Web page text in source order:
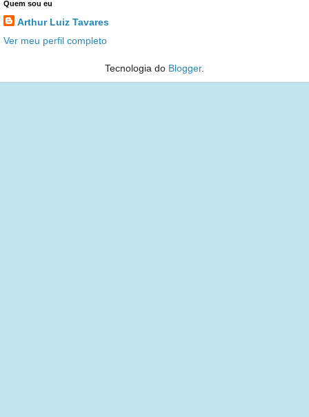
Quem sou eu
Arthur Luiz Tavares
Ver meu perfil completo
Tecnologia do Blogger.